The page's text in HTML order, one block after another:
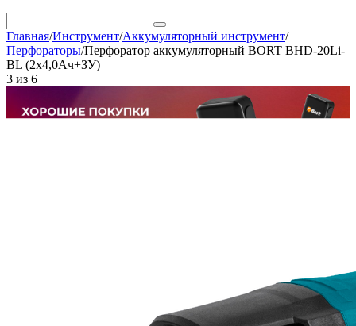
Главная/Инструмент/Аккумуляторный инструмент/
Перфораторы/Перфоратор аккумуляторный BORT BHD-20Li-
BL (2x4,0Ач+ЗУ)
3 из 6